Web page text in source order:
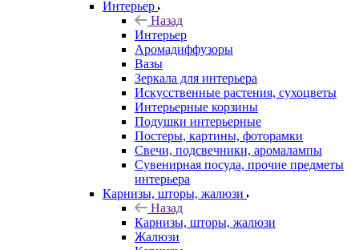
Интерьер
Назад
Интерьер
Аромадиффузоры
Вазы
Зеркала для интерьера
Искусственные растения, сухоцветы
Интерьерные корзины
Подушки интерьерные
Постеры, картины, фоторамки
Свечи, подсвечники, аромалампы
Сувенирная посуда, прочие предметы
интерьера
Карнизы, шторы, жалюзи
Назад
Карнизы, шторы, жалюзи
Жалюзи